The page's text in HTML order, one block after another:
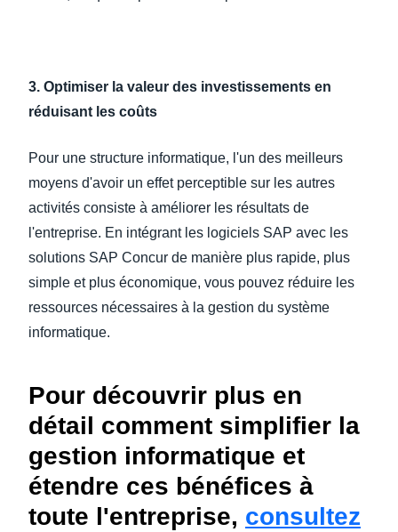
3. Optimiser la valeur des investissements en
réduisant les coûts
Pour une structure informatique, l'un des meilleurs
moyens d'avoir un effet perceptible sur les autres
activités consiste à améliorer les résultats de
l'entreprise. En intégrant les logiciels SAP avec les
solutions SAP Concur de manière plus rapide, plus
simple et plus économique, vous pouvez réduire les
ressources nécessaires à la gestion du système
informatique.
Pour découvrir plus en
détail comment simplifier la
gestion informatique et
étendre ces bénéfices à
toute l'entreprise, consultez